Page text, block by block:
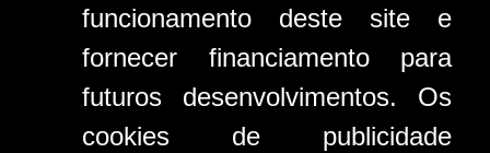
funcionamento deste site e
fornecer financiamento para
futuros desenvolvimentos. Os
cookies de publicidade